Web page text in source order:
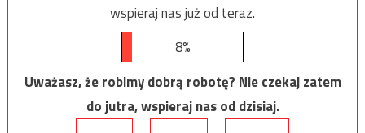
wspieraj nas już od teraz.
8%
Uważasz, że robimy dobrą robotę? Nie czekaj zatem
do jutra, wspieraj nas od dzisiaj.